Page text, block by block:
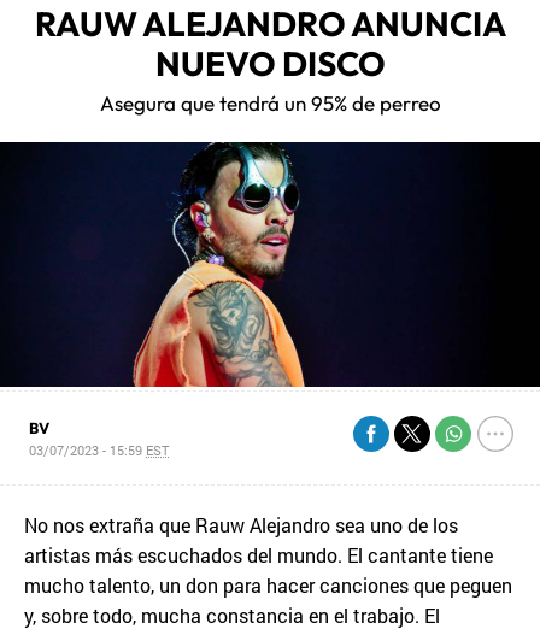
RAUW ALEJANDRO ANUNCIA
NUEVO DISCO
Asegura que tendrá un 95% de perreo
BV
03/07/2023 - 15:59 EST
No nos extraña que Rauw Alejandro sea uno de los
artistas más escuchados del mundo. El cantante tiene
mucho talento, un don para hacer canciones que peguen
y, sobre todo, mucha constancia en el trabajo. El